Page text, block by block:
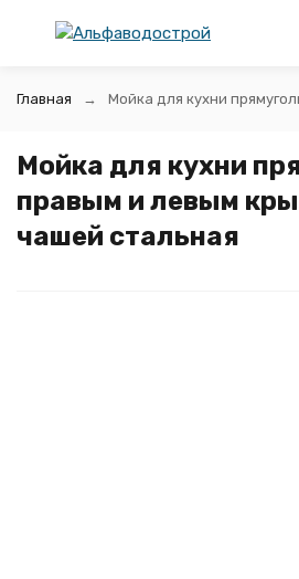
Главная Мойка для кухни
Мойка для кухни
правым и левым
чашей стальная